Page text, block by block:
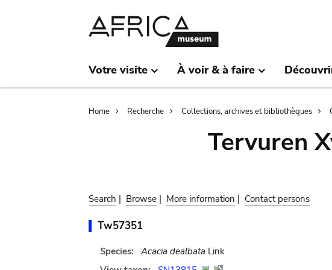
Votre visite À voir & à faire
Breadcrumb
Home Recherche Collections, archives et bibliothèques
Tervuren
Search | Browse | More information | Contact persons
Tw57351
Species: Acacia dealbata Link